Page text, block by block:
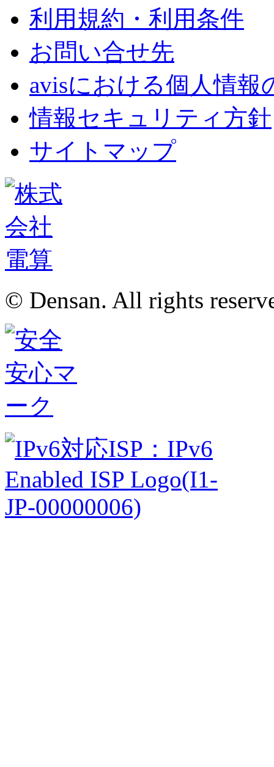
利用規約・利用条件
お問い合せ先
avisにおける個人情
情報セキュリティ方針
サイトマップ
© Densan. All rights